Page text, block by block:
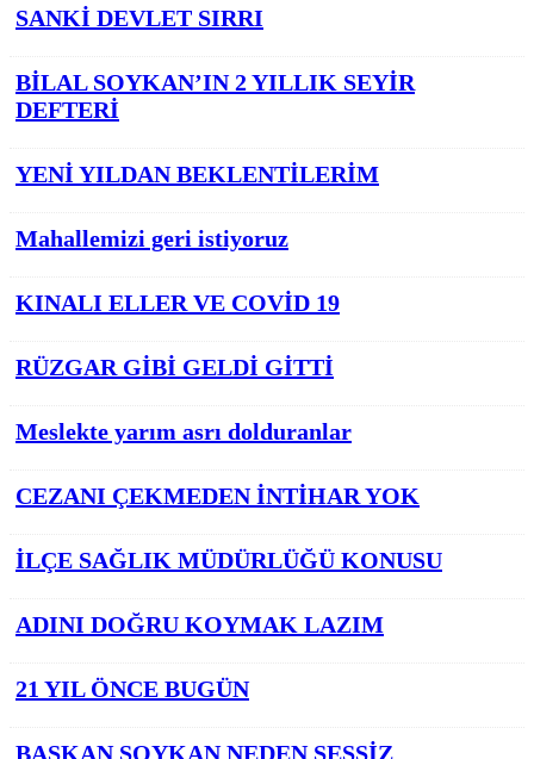
SANKİ DEVLET SIRRI
BİLAL SOYKAN’IN 2 YILLIK SEYİR
DEFTERİ
YENİ YILDAN BEKLENTİLERİM
Mahallemizi geri istiyoruz
KINALI ELLER VE COVİD 19
RÜZGAR GİBİ GELDİ GİTTİ
Meslekte yarım asrı dolduranlar
CEZANI ÇEKMEDEN İNTİHAR YOK
İLÇE SAĞLIK MÜDÜRLÜĞÜ KONUSU
ADINI DOĞRU KOYMAK LAZIM
21 YIL ÖNCE BUGÜN
BAŞKAN SOYKAN NEDEN SESSİZ